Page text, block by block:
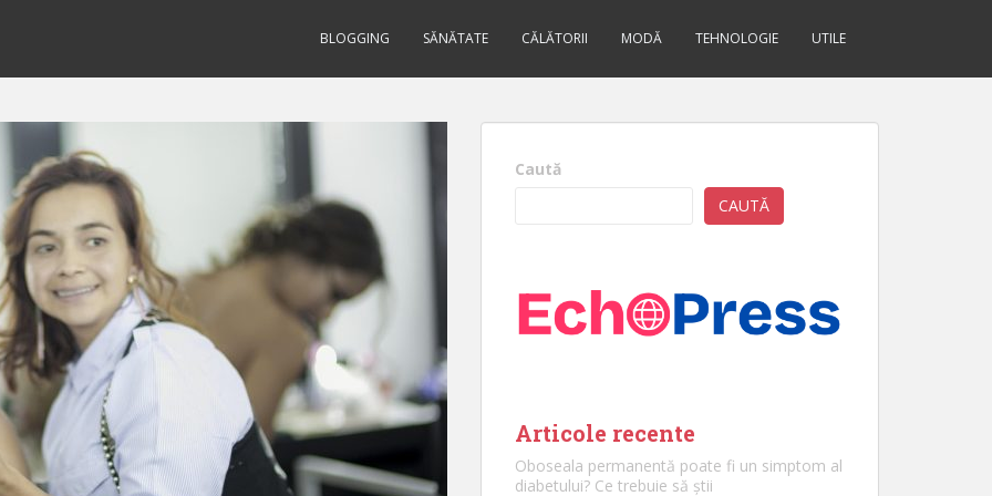
BLOGGING SĂNĂTATE CĂLĂTORII MODĂ TEHNOLOGIE UTILE
Caută
CAUTĂ
Articole recente
Oboseala permanentă poate fi un simptom al
diabetului? Ce trebuie să știi